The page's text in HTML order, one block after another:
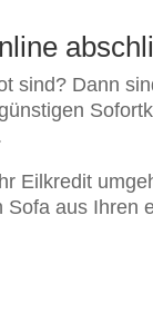
sind? Dann
Eilkredit
aus Ihren